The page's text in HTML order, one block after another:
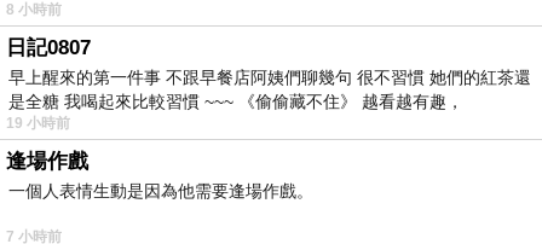
8 小時前
日記0807
早上醒來的第一件事 不跟早餐店阿姨們聊幾句 很不習慣 她們的紅茶還
是全糖 我喝起來比較習慣 ~~~ 《偷偷藏不住》 越看越有趣，
19 小時前
逢場作戲
一個人表情生動是因為他需要逢場作戲。
7 小時前